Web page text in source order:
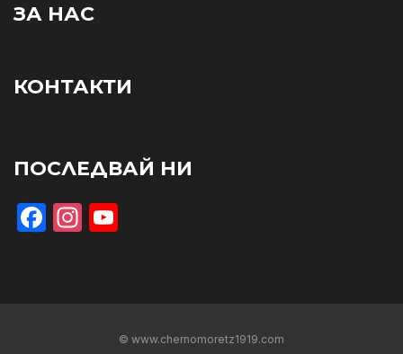
ЗА НАС
КОНТАКТИ
ПОСЛЕДВАЙ НИ
Facebook
Instagram
© www.chernomoretz1919.com